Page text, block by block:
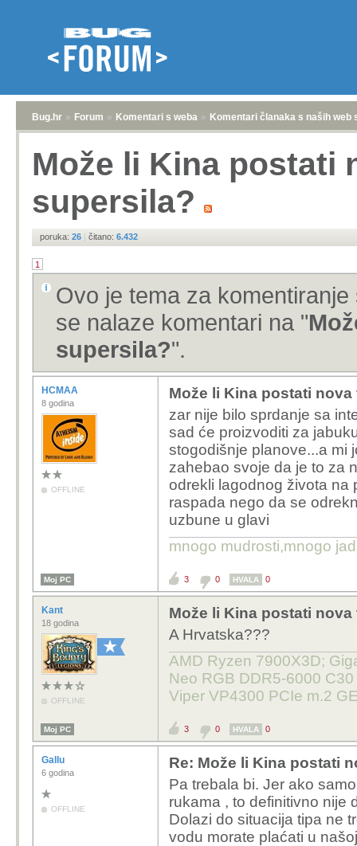
Bug.hr » Forum » Komentari s weba » Komentari članaka s naših web
Može li Kina postati
supersila?
poruka: 26 | čitano: 6.432
1
Ovo je tema za
se nalaze komentari na "
supersila?".
HCMAA
8 godina
OFFLINE
Može li Kina postati
zar nije bilo sprdanje sa
sad će proizvoditi za
stogodišnje planove...a mi
zahebao svoje da je to za
odrekli lagodnog života na
raspada nego da se
uzbune u glavi
mnogo mudrosti,mnogo
Moj PC 3 0 HVALA 0
Kant
18 godina
OFFLINE
Može li Kina postati
A Hrvatska???
AMD Ryzen 7900X3D;
Neo RGB DDR5-6000
Viper VP4300 PCIe m.2
Moj PC 3 0 HVALA 0
Gallu
6 godina
OFFLINE
Re: Može li Kina postati
Pa trebala bi. Jer ako
rukama , to definitivno nije
Dolazi do situacija tipa ne
vodu morate plaćati u